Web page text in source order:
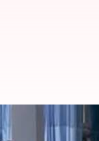
वायरस